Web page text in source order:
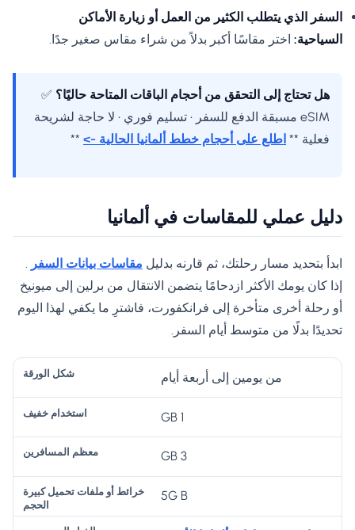
السفر الذي يتطلب الكثير من العمل أو زيارة الأماكن
السياحية: اختر مقاسًا أكبر بدلاً من شراء مقاس صغير جدًا.
هل تحتاج إلى التحقق من أحجام الباقات المتاحة حاليًا؟ ✅
eSIM مسبقة الدفع للسفر • تسليم فوري • لا حاجة لشريحة
فعلية ** اطلع على أحجام خطط ألمانيا الحالية -> **
دليل عملي للمقاسات في ألمانيا
ابدأ بتحديد مسار رحلتك، ثم قارنه بدليل مقاسات بيانات السفر .
إذا كان يومك الأكثر ازدحامًا يتضمن الانتقال من برلين إلى ميونيخ
أو رحلة أخرى متأخرة إلى فرانكفورت، فاشترِ ما يكفي لهذا اليوم
تحديدًا بدلًا من متوسط ​​أيام السفر.
تخ
خ
را
ال
من يومين إلى أربعة أيام
1 GB
3 GB
5G B